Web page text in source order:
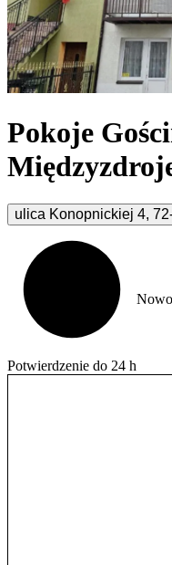
Pokoje
ulica Konopnickiej 4,
Potwierdzenie do 24 h